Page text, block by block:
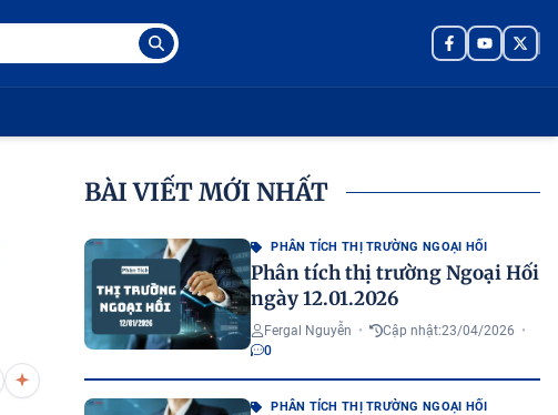
BÀI VIẾT MỚI NHẤT
PHÂN TÍCH THỊ TRƯỜNG NGOẠI HỐI
Phân tích thị trường Ngoại Hối
ngày 12.01.2026
Fergal Nguyễn • Cập nhật:23/04/2026 •
0
PHÂN TÍCH THỊ TRƯỜNG NGOẠI HỐI